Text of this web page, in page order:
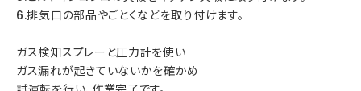
6.排気口の部品やごとくなどを取り付けます。
ガス検知スプレーと圧力計を使い
ガス漏れが起きていないかを確かめ